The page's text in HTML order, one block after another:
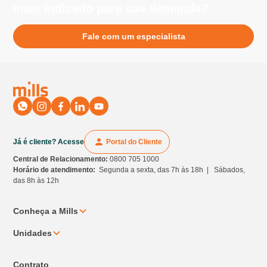
Fale com um especialista
Já é cliente? Acesse Portal do Cliente
Central de Relacionamento:0800 705 1000
Horário de atendimento:Segunda a sexta, das 7h às 18h | Sábados,
das 8h às 12h
Conheça a Mills
Unidades
Contrato